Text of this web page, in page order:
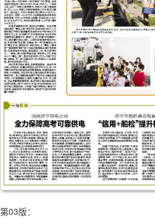
第03版：